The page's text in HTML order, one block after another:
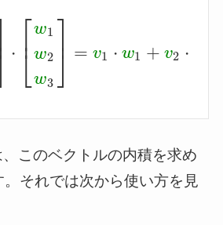
⋅ ⎡
⎣
⎢ w1
w2
w3
⎤
⎦ = v1 ⋅ w1 + v2 ⋅
v2 v 3]⋅[w w2 w3 =v1 w1 +v 2⋅
、このベクトルの内積を求め
それでは次から使い方を見